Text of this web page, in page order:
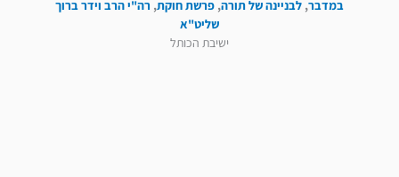
במדבר, לבניינה של תורה, פרשת חוקת, רה"י הרב וידר ברוך
שליט"א
ישיבת הכותל